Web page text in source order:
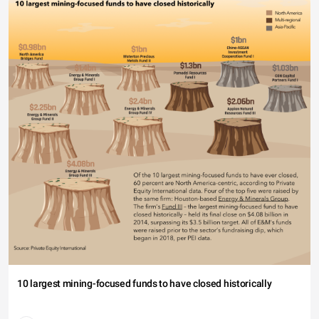
10 largest mining-focused funds to have closed historically